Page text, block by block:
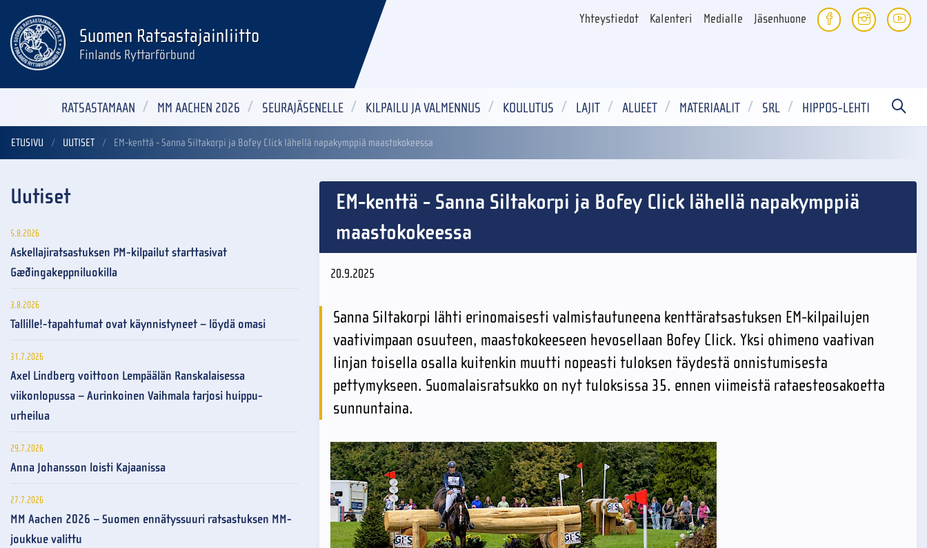
Yhteystiedot Kalenteri Medialle Jäsenhuone
Suomen Ratsastajainliitto
Finlands Ryttarförbund
RATSASTAMAAN MM AACHEN 2026 SEURAJÄSENELLE KILPAILU JA VALMENNUS KOULUTUS LAJIT ALUEET MATERIAALIT SRL HIPPOS-LEHTI
ETUSIVU UUTISET EM-kenttä - Sanna Siltakorpi ja Bofey Click lähellä napakymppiä maastokokeessa
EM-kenttä - Sanna Siltakorpi ja Bofey Click lähellä napakymppiä
maastokokeessa
20.9.2025
Sanna Siltakorpi lähti erinomaisesti valmistautuneena kenttäratsastuksen EM-kilpailujen
vaativimpaan osuuteen, maastokokeeseen hevosellaan Bofey Click. Yksi ohimeno vaativan
linjan toisella osalla kuitenkin muutti nopeasti tuloksen täydestä onnistumisesta
pettymykseen. Suomalaisratsukko on nyt tuloksissa 35. ennen viimeistä rataesteosakoetta
sunnuntaina.
Uutiset
5.8.2026
Askellajiratsastuksen PM-kilpailut starttasivat
Gæðingakeppniluokilla
3.8.2026
Tallille!-tapahtumat ovat käynnistyneet – löydä omasi
31.7.2026
Axel Lindberg voittoon Lempäälän Ranskalaisessa
viikonlopussa – Aurinkoinen Vaihmala tarjosi huippu-
urheilua
29.7.2026
Anna Johansson loisti Kajaanissa
27.7.2026
MM Aachen 2026 – Suomen ennätyssuuri ratsastuksen MM-
joukkue valittu